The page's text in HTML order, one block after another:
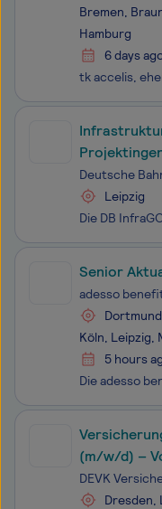
Bremen,
Hamburg
6 days
Deutsche
Leipzig
Senior
adesso
Köln, Leipzig,
5 hours
(m/w/d) –
Tätigkeit
DEVK
Dresden,